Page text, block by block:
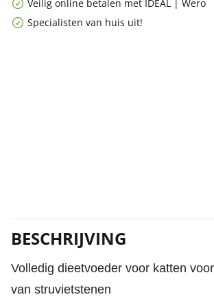
Veilig online betalen met IDEAL | Wero
Specialisten van huis uit!
BESCHRIJVING
Volledig dieetvoeder voor katten
van struvietstenen